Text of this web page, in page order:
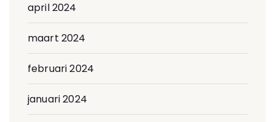
april 2024
maart 2024
februari 2024
januari 2024